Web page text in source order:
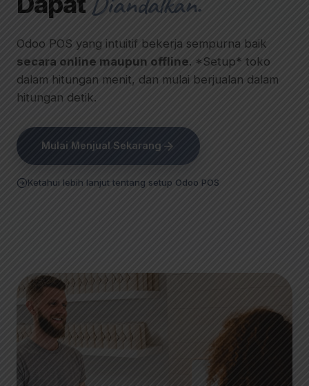
Odoo POS yang intuitif bekerja sempurna baik
secara online maupun offline. *Setup* toko
dalam hitungan menit, dan mulai berjualan dalam
hitungan detik.
Mulai Menjual Sekarang
Ketahui lebih lanjut tentang setup Odoo POS